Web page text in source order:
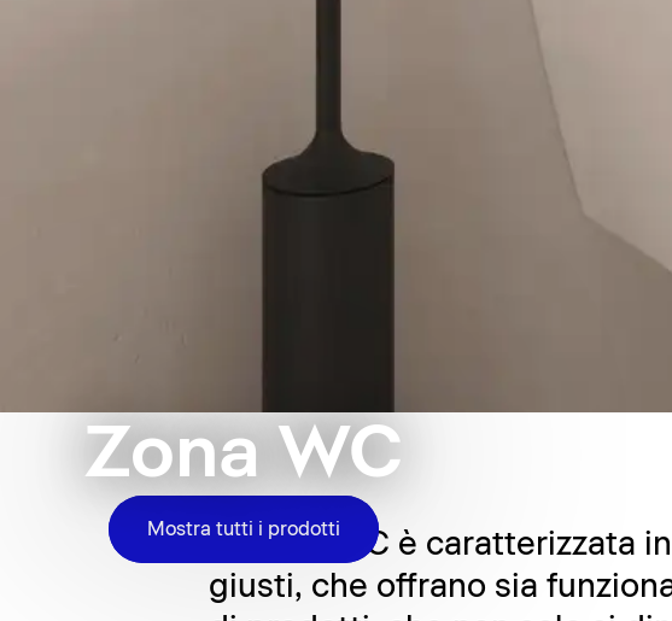
Zona WC
Mostra tutti i prodotti
La zona WC è caratterizzata
giusti, che offrano sia